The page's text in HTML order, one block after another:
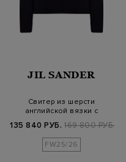
JIL SANDER
Свитер из шерсти
английской вязки с
135 840 РУБ. 169 800 РУБ.
FW25/26